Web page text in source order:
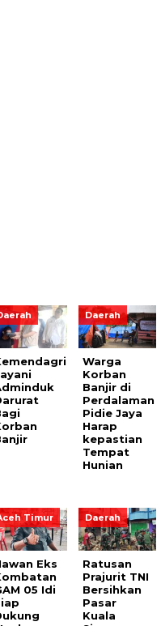
Daerah
Warga
Korban
Banjir di
Perdalaman
Pidie Jaya
Harap
kepastian
Tempat
Hunian
Timur
Eks
05 Idi
Daerah
Ratusan
Prajurit TNI
Bersihkan
Pasar
Kuala